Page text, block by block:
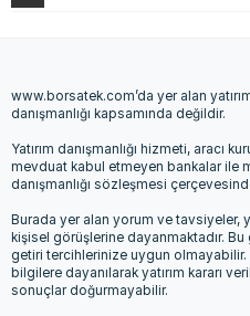
www.borsatek.com’da yer alan
danışmanlığı kapsamında değildir.
Yatırım danışmanlığı hizmeti, aracı
mevduat kabul etmeyen bankalar ile
danışmanlığı sözleşmesi
Burada yer alan yorum ve tavsiyeler,
kişisel görüşlerine dayanmaktadır.
getiri tercihlerinize uygun
bilgilere dayanılarak yatırım kararı
sonuçlar doğurmayabilir.